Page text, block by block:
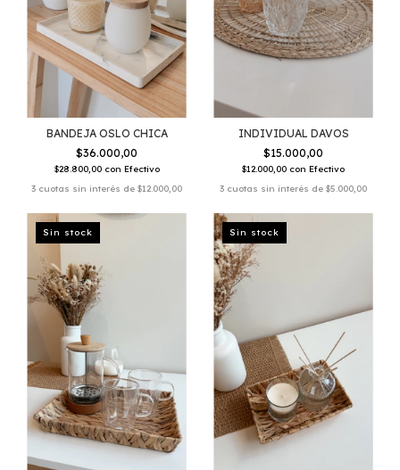
BANDEJA OSLO CHICA
$36.000,00
$28.800,00 con Efectivo
3 cuotas sin interés de $12.000,00
INDIVIDUAL DAVOS
$15.000,00
$12.000,00 con Efectivo
3 cuotas sin interés de $5.000,00
Sin stock Sin stock